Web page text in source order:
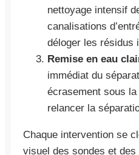
nettoyage intensif
canalisations
déloger les résidus
Remise en eau
immédiat du
écrasement sous
relancer la
Chaque intervention se
visuel des sondes et